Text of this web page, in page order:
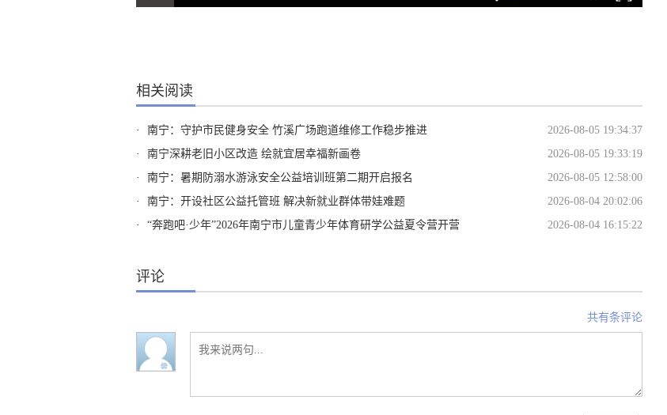
相关阅读
· 南宁：守护市民健身安全 竹溪广场跑道维修工作稳步推进
2026-08-05 19:34:37
·
南宁深耕老旧小区改造 绘就宜居幸福新画卷
2026-08-05 19:33:19
·
南宁：暑期防溺水游泳安全公益培训班第二期开启报名
2026-08-05 12:58:00
·
南宁：开设社区公益托管班 解决新就业群体带娃难题
2026-08-04 20:02:06
·
“奔跑吧·少年”2026年南宁市儿童青少年体育研学公益夏令营开营 2026-08-04 16:15:22
评论
共有条评论